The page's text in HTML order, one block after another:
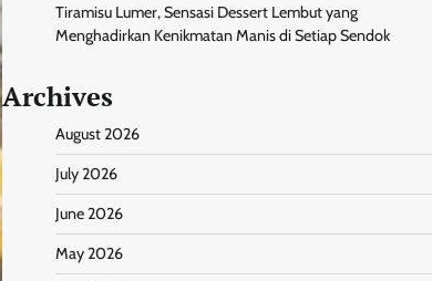
Tiramisu Lumer, Sensasi Dessert Lembut yang
Menghadirkan Kenikmatan Manis di Setiap Sendok
Archives
August 2026
July 2026
June 2026
May 2026